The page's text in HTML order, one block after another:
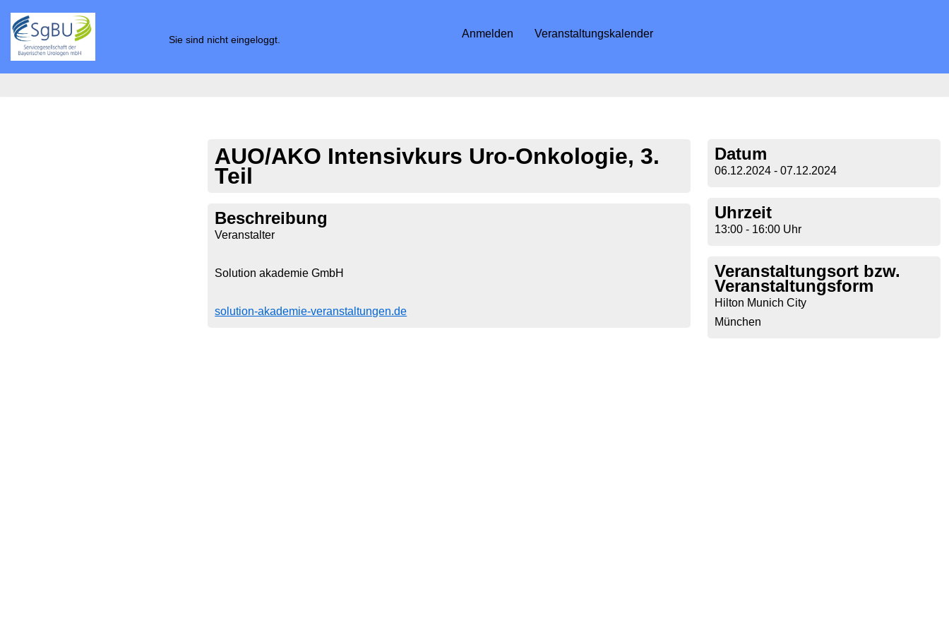
Zum
Inhalt
springen
Sie sind nicht eingeloggt. Anmelden Veranstaltungskalender
AUO/AKO Intensivkurs Uro-Onkologie, 3.
Teil
Beschreibung
Veranstalter
Solution akademie GmbH
solution-akademie-veranstaltungen.de
Datum
06.12.2024 - 07.12.2024
Uhrzeit
13:00 - 16:00 Uhr
Veranstaltungsort bzw.
Veranstaltungsform
Hilton Munich City
München